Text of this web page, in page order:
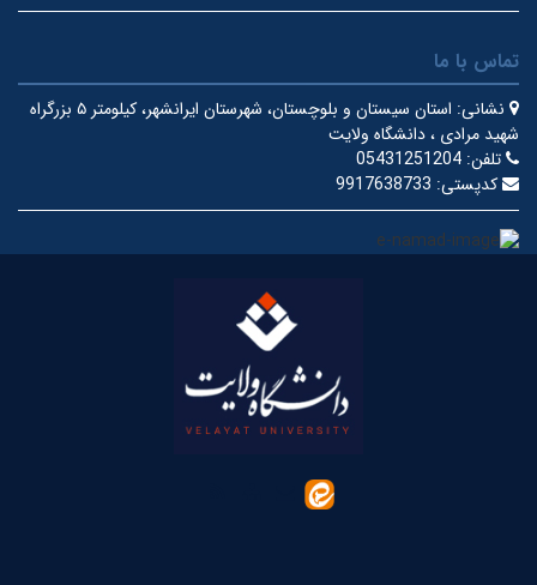
تماس با ما
نشانی:
استان سیستان و بلوچستان، شهرستان ایرانشهر، کیلومتر ۵ بزرگراه
شهید مرادی ، دانشگاه ولایت
تلفن: 05431251204
کدپستی: 9917638733